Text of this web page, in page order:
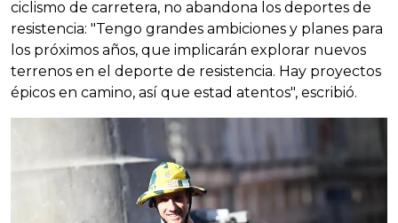
ciclismo de carretera, no abandona los deportes de
resistencia: "Tengo grandes ambiciones y planes para
los próximos años, que implicarán explorar nuevos
terrenos en el deporte de resistencia. Hay proyectos
épicos en camino, así que estad atentos", escribió.